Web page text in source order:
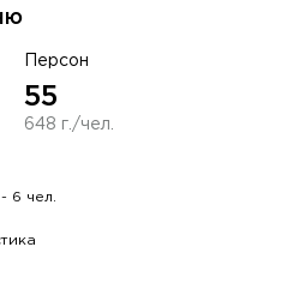
Персон
55
648 г./чел.
6 чел.